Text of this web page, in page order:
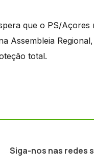
que o PS/
Assembleia
total.
Siga-nos nas redes